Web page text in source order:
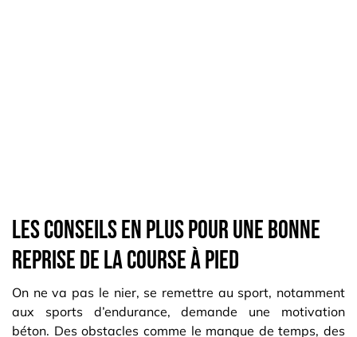
Les conseils en plus pour une bonne
reprise de la course à pied
On ne va pas le nier, se remettre au sport, notamment
aux sports d’endurance, demande une motivation
béton. Des obstacles comme le manque de temps, des